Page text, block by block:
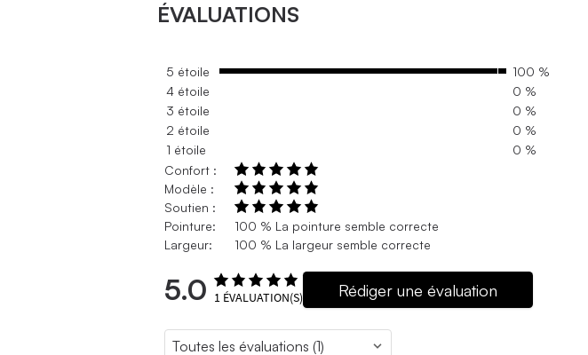
ÉVALUATIONS
5 étoile
100 %
4 étoile
0 %
3 étoile
0 %
2 étoile
0 %
1 étoile
0 %
Confort :
Modèle :
Soutien :
Pointure:
100 % La pointure semble correcte
Largeur:
100 % La largeur semble correcte
5.0 1 ÉVALUATION(S) Rédiger une évaluation